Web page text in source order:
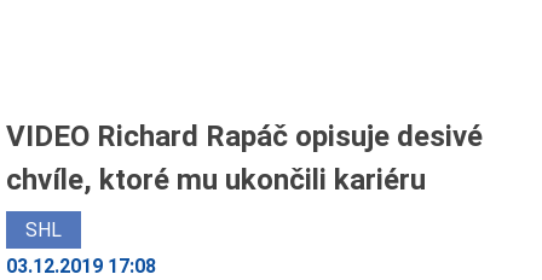
VIDEO Richard Rapáč opisuje desivé
chvíle, ktoré mu ukončili kariéru
SHL
03.12.2019 17:08